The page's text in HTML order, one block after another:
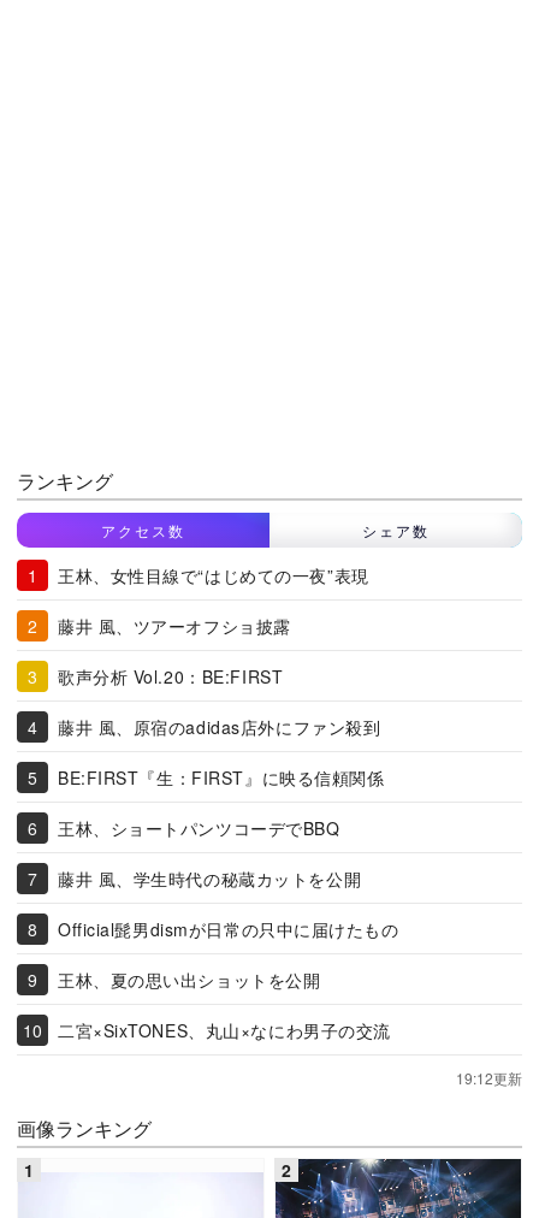
ランキング
アクセス数 シェア数
王林、女性目線で“はじめての一夜”表現
藤井 風、ツアーオフショ披露
歌声分析 Vol.20：BE:FIRST
藤井 風、原宿のadidas店外にファン殺到
BE:FIRST『生：FIRST』に映る信頼関係
王林、ショートパンツコーデでBBQ
藤井 風、学生時代の秘蔵カットを公開
Official髭男dismが日常の只中に届けたもの
王林、夏の思い出ショットを公開
二宮×SixTONES、丸山×なにわ男子の交流
19:12更新
画像ランキング